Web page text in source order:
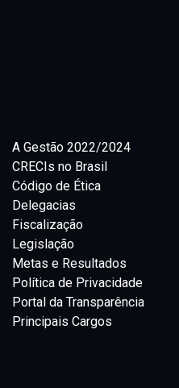
A Gestão 2022/2024
CRECIs no Brasil
Código de Ética
Delegacias
Fiscalização
Legislação
Metas e Resultados
Política de Privacidade
Portal da Transparência
Principais Cargos